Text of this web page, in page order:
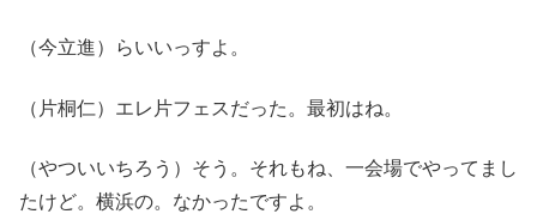
（今立進）らいいっすよ。
（片桐仁）エレ片フェスだった。最初はね。
（やついいちろう）そう。それもね、一会場でやってまし
たけど。横浜の。なかったですよ。